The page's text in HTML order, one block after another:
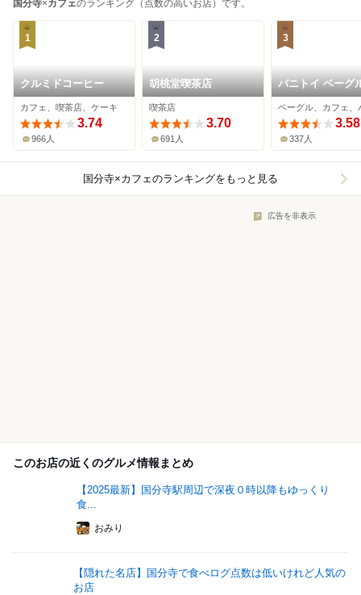
国分寺×カフェのランキング（点数の高いお店）です。
1
クルミドコーヒー
カフェ、喫茶店、ケーキ
3.74
966人
2
胡桃堂喫茶店
喫茶店
3.70
691人
3
バニトイ ベーグ
分寺店
ベーグル、カフェ、
3.58
337人
国分寺×カフェのランキングをもっと見る
広告を非表示
このお店の近くのグルメ情報まとめ
【2025最新】国分寺駅周辺で深夜０時以降もゆっくり
食...
おみり
【隠れた名店】国分寺で食べログ点数は低いけれど人気の
お店